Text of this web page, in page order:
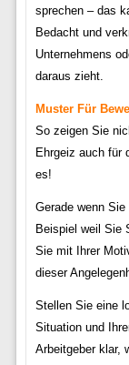
sprechen – das
Bedacht und
Unternehmens
daraus zieht.
Muster Für
So zeigen Sie
Ehrgeiz auch für
es!
Gerade wenn
Beispiel weil Sie
Sie mit Ihrer
dieser
Stellen Sie eine
Situation und
Arbeitgeber klar,